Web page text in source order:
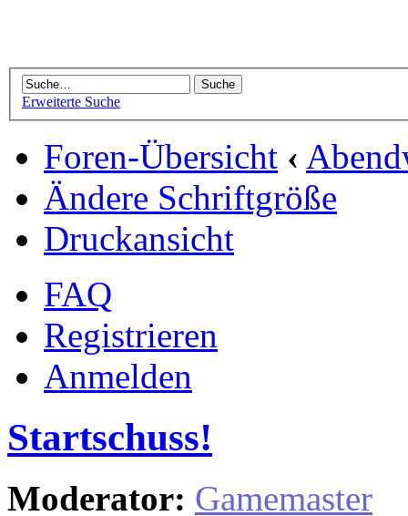
Erweiterte Suche
Foren-Übersicht ‹
Ändere Schriftgröße
Druckansicht
FAQ
Registrieren
Anmelden
Startschuss!
Moderator: Gamemaster